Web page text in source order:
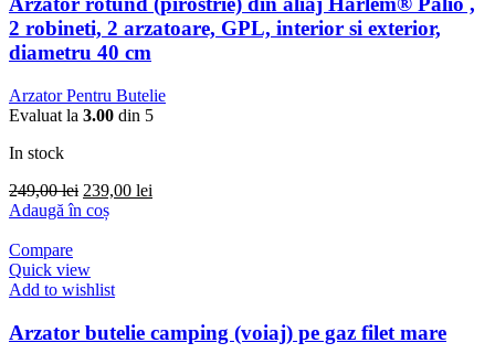
2 robineti, 2 arzatoare, GPL, interior si exterior,
diametru 40 cm
Arzator Pentru Butelie
Evaluat la 3.00 din 5
In stock
249,00lei Prețul
inițial
249,00 lei.
239,00 lei
Adaugă în coș
Compare
Quick view
Add to wishlist
Arzator butelie camping (voiaj) pe gaz filet mare